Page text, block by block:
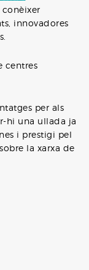
conèixer
innovadores
centres
per als
hi una ullada ja
i prestigi pel
la xarxa de